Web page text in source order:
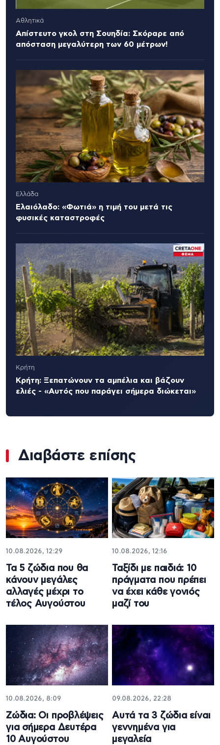
Αθλητικά
Απίστευτο γκολ στη Σουηδία: Σκόραρε από
απόσταση μεγαλύτερη των 60 μέτρων!
Ελλάδα
Ελαιόλαδο: «Φωτιά» η τιμή του μετά τις
φυσικές καταστροφές
Κρήτη
Κρήτη: Ξεπατώνουν τα αμπέλια και βάζουν
ελιές - «Αυτός που παράγει σήμερα διώκεται»
Διαβάστε επίσης
10.08.2026, 12:29
Τα 5 ζώδια που θα
κάνουν μεγάλες
αλλαγές μέχρι το
τέλος Αυγούστου
10.08.2026, 12:16
Ταξίδι με παιδιά: 10
πράγματα που πρέπει
να έχει κάθε γονιός
μαζί του
10.08.2026, 8:09
Ζώδια: Οι προβλέψεις
για σήμερα Δευτέρα
10 Αυγούστου
09.08.2026, 22:28
Αυτά τα 3 ζώδια είναι
γεννημένα για
μεγαλεία